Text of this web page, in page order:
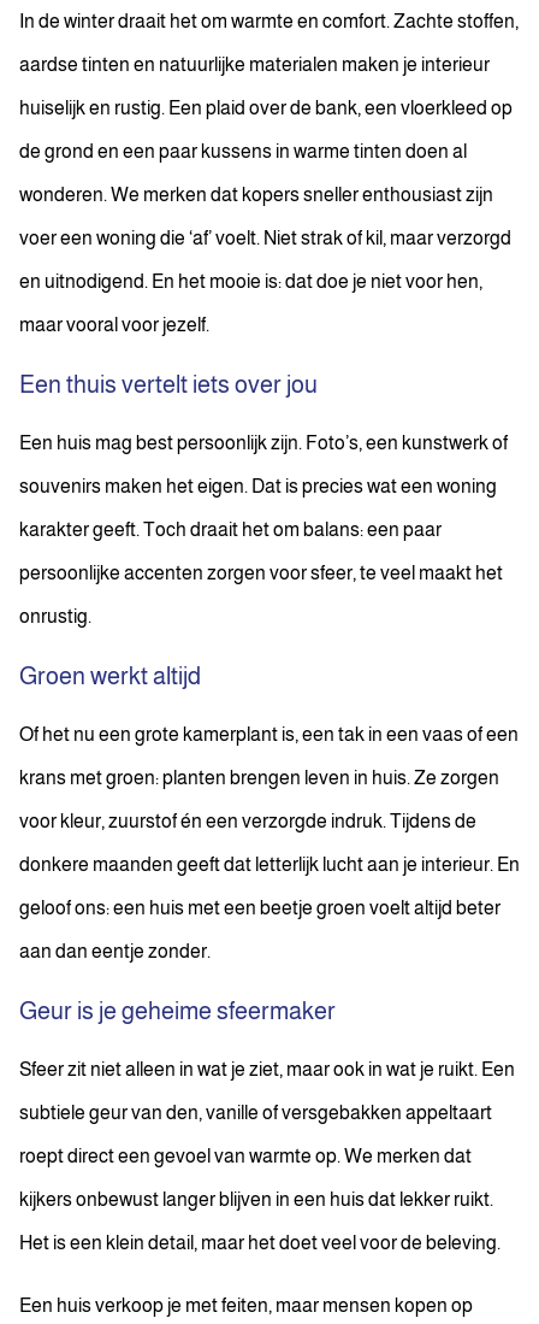
In de winter draait het om warmte en comfort. Zachte stoffen,
aardse tinten en natuurlijke materialen maken je interieur
huiselijk en rustig. Een plaid over de bank, een vloerkleed op
de grond en een paar kussens in warme tinten doen al
wonderen. We merken dat kopers sneller enthousiast zijn
voer een woning die ‘af’ voelt. Niet strak of kil, maar verzorgd
en uitnodigend. En het mooie is: dat doe je niet voor hen,
maar vooral voor jezelf.
Een thuis vertelt iets over jou
Een huis mag best persoonlijk zijn. Foto’s, een kunstwerk of
souvenirs maken het eigen. Dat is precies wat een woning
karakter geeft. Toch draait het om balans: een paar
persoonlijke accenten zorgen voor sfeer, te veel maakt het
onrustig.
Groen werkt altijd
Of het nu een grote kamerplant is, een tak in een vaas of een
krans met groen: planten brengen leven in huis. Ze zorgen
voor kleur, zuurstof én een verzorgde indruk. Tijdens de
donkere maanden geeft dat letterlijk lucht aan je interieur. En
geloof ons: een huis met een beetje groen voelt altijd beter
aan dan eentje zonder.
Geur is je geheime sfeermaker
Sfeer zit niet alleen in wat je ziet, maar ook in wat je ruikt. Een
subtiele geur van den, vanille of versgebakken appeltaart
roept direct een gevoel van warmte op. We merken dat
kijkers onbewust langer blijven in een huis dat lekker ruikt.
Het is een klein detail, maar het doet veel voor de beleving.
Een huis verkoop je met feiten, maar mensen kopen op